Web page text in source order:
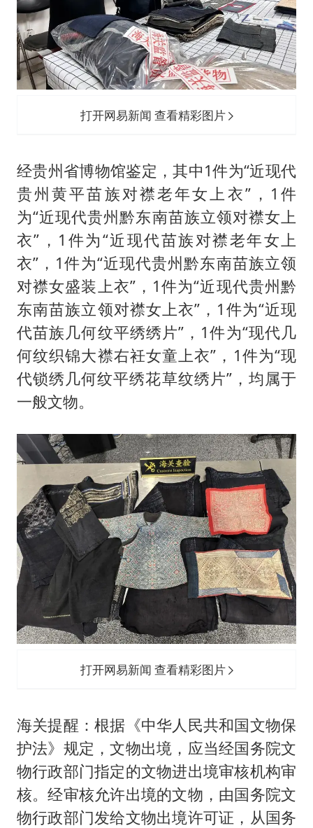
打开网易新闻 查看精彩图片
经贵州省博物馆鉴定，其中1件为“近现代
贵州黄平苗族对襟老年女上衣”，1件
为“近现代贵州黔东南苗族立领对襟女上
衣”，1件为“近现代苗族对襟老年女上
衣”，1件为“近现代贵州黔东南苗族立领
对襟女盛装上衣”，1件为“近现代贵州黔
东南苗族立领对襟女上衣”，1件为“近现
代苗族几何纹平绣绣片”，1件为“现代几
何纹织锦大襟右衽女童上衣”，1件为“现
代锁绣几何纹平绣花草纹绣片”，均属于
一般文物。
打开网易新闻 查看精彩图片
海关提醒：根据《中华人民共和国文物保
护法》规定，文物出境，应当经国务院文
物行政部门指定的文物进出境审核机构审
核。经审核允许出境的文物，由国务院文
物行政部门发给文物出境许可证，从国务